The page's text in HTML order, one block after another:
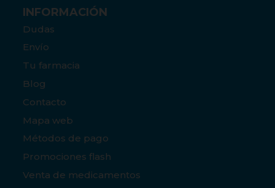
INFORMACIÓN
Dudas
Envío
Tu farmacia
Blog
Contacto
Mapa web
Métodos de pago
Promociones flash
Venta de medicamentos